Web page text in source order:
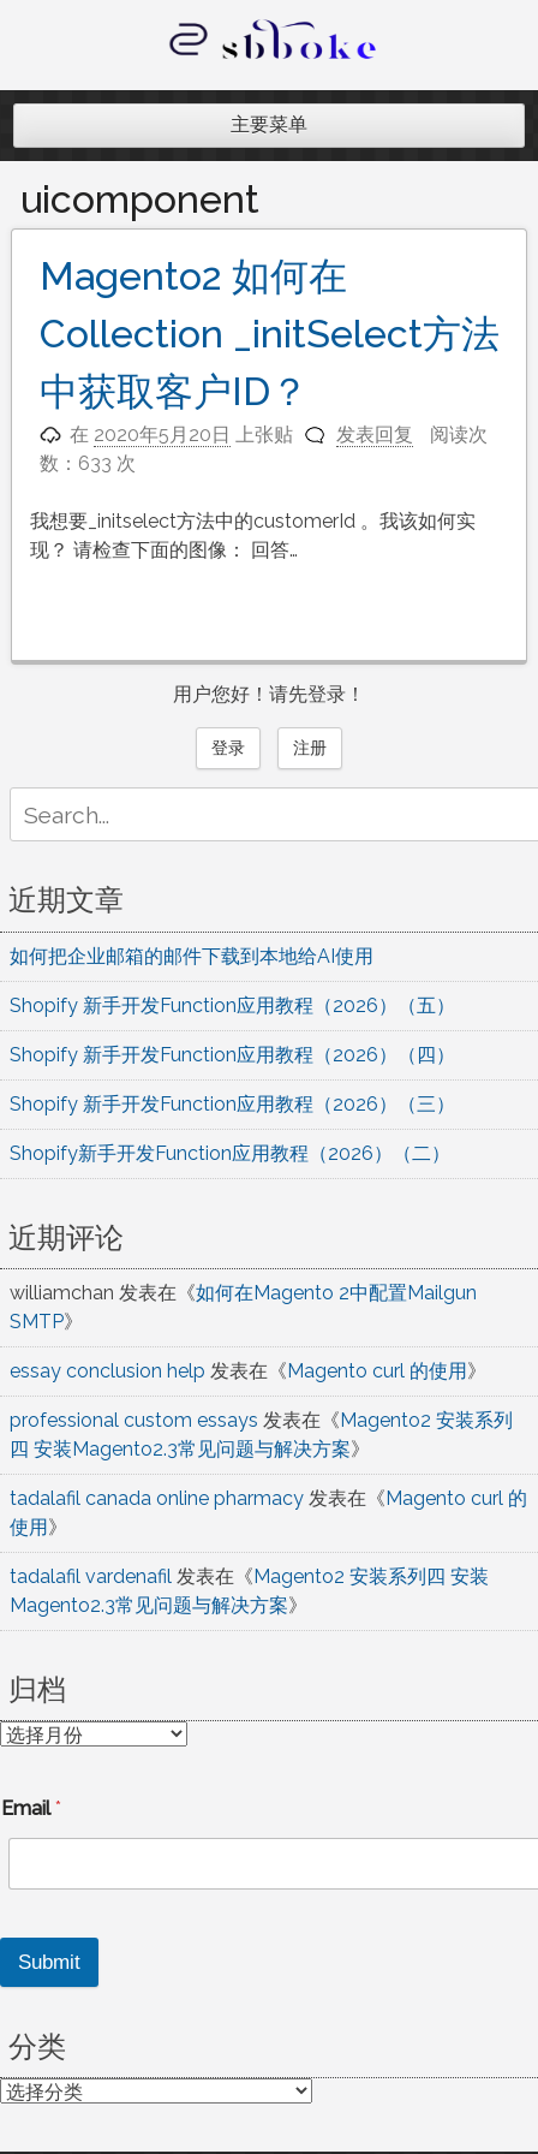
内
记录跨境电商独立站开发遇到的点点
主要菜单
uicomponent
Magento2 如何在
Collection _initSelect方法
中获取客户ID？
在 2020年5月20日 上张贴 发表回复
阅读次
数：633 次
我想要_initselect方法中的customerId 。我该如何实
现？ 请检查下面的图像： 回答…
用户您好！请先登录！
登录 注册
for:
近期文章
如何把企业邮箱的邮件下载到本地给AI使用
Shopify 新手开发Function应用教程（2026）（五）
Shopify 新手开发Function应用教程（2026）（四）
Shopify 新手开发Function应用教程（2026）（三）
Shopify新手开发Function应用教程（2026）（二）
近期评论
williamchan 发表在《如何在Magento 2中配置Mailgun
SMTP》
essay conclusion help 发表在《Magento curl 的使用》
professional custom essays 发表在《Magento2 安装系列
四 安装Magento2.3常见问题与解决方案》
tadalafil canada online pharmacy 发表在《Magento curl 的
使用》
tadalafil vardenafil 发表在《Magento2 安装系列四 安装
Magento2.3常见问题与解决方案》
归档
归
Email*
Submit
分类
分